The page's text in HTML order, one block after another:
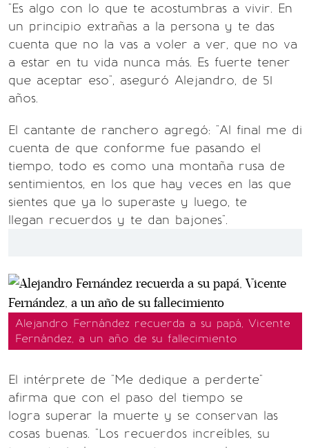
"Es algo con lo que te acostumbras a vivir. En
un principio extrañas a la persona y te das
cuenta que no la vas a voler a ver, que no va
a estar en tu vida nunca más. Es fuerte tener
que aceptar eso", aseguró Alejandro, de 51
años.
El cantante de ranchero agregó: "Al final me di
cuenta de que conforme fue pasando el
tiempo, todo es como una montaña rusa de
sentimientos, en los que hay veces en las que
sientes que ya lo superaste y luego, te
llegan recuerdos y te dan bajones".
Alejandro Fernández recuerda a su papá, Vicente
Fernández, a un año de su fallecimiento
El intérprete de "Me dedique a perderte"
afirma que con el paso del tiempo se
logra superar la muerte y se conservan las
cosas buenas. "Los recuerdos increíbles, su